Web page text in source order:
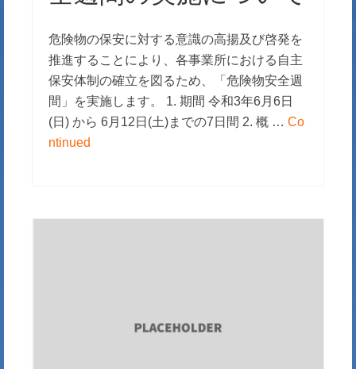
危険物の保安に対する意識の高揚及び啓発を
推進することにより、各事業所における自主
保安体制の確立を図るため、「危険物安全週
間」を実施します。 1. 期間 令和3年6月6日
(日) から 6月12日(土)までの7日間 2. 概 … Co
ntinued